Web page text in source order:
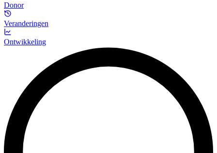
Donor
Veranderingen
Ontwikkeling